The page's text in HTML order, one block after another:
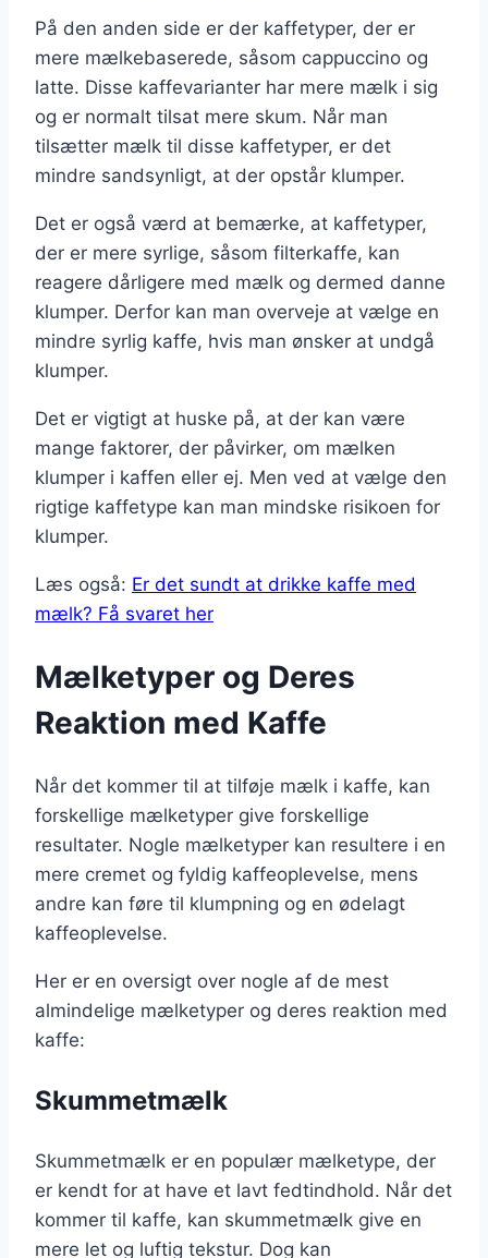
På den anden side er der kaffetyper, der er
mere mælkebaserede, såsom cappuccino og
latte. Disse kaffevarianter har mere mælk i sig
og er normalt tilsat mere skum. Når man
tilsætter mælk til disse kaffetyper, er det
mindre sandsynligt, at der opstår klumper.
Det er også værd at bemærke, at kaffetyper,
der er mere syrlige, såsom filterkaffe, kan
reagere dårligere med mælk og dermed danne
klumper. Derfor kan man overveje at vælge en
mindre syrlig kaffe, hvis man ønsker at undgå
klumper.
Det er vigtigt at huske på, at der kan være
mange faktorer, der påvirker, om mælken
klumper i kaffen eller ej. Men ved at vælge den
rigtige kaffetype kan man mindske risikoen for
klumper.
Læs også: Er det sundt at drikke kaffe med
mælk? Få svaret her
Mælketyper og Deres
Reaktion med Kaffe
Når det kommer til at tilføje mælk i kaffe, kan
forskellige mælketyper give forskellige
resultater. Nogle mælketyper kan resultere i en
mere cremet og fyldig kaffeoplevelse, mens
andre kan føre til klumpning og en ødelagt
kaffeoplevelse.
Her er en oversigt over nogle af de mest
almindelige mælketyper og deres reaktion med
kaffe:
Skummetmælk
Skummetmælk er en populær mælketype, der
er kendt for at have et lavt fedtindhold. Når det
kommer til kaffe, kan skummetmælk give en
mere let og luftig tekstur. Dog kan